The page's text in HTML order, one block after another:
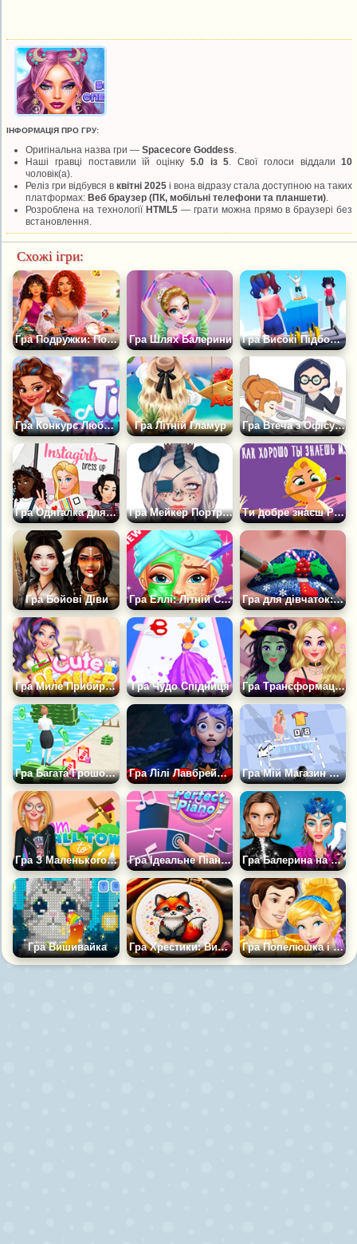
ІНФОРМАЦІЯ ПРО ГРУ:
Оригінальна назва гри —Spacecore Goddess
Наші гравці поставили їй оцінку 5.0 із 5 . Свої голоси віддали10
чоловік(а).
Реліз гри відбувся вквітні 2025 і вона відразу стала доступною на таких
платформах:Веб браузер (ПК, мобільні телефони та планшети)
Розроблена на технології HTML5— грати можна прямо в браузері без
встановлення.
Схожі ігри:
Гра Подружки: Поїздка на Скутері Під Час Заходу Сонця Гра Шлях Балерини Гра Високі Підбори 3
Гра Конкурс Любителів Пастелі в TikTok Гра Літній Гламур Гра Втеча з Офісу на Побачення
Гра Одягалка для дівчат Інстаграма Гра Мейкер Портрета для Дівчаток Ти добре знаєш Рапунцель?
Гра Бойові Діви Гра Еллі: Літній Спа-салон і Салон Краси Гра для дівчаток: Прикрасьте Губи
Гра Миле Прибирання Будинку для дівчаток Гра Чудо Спідниця Гра Трансформація відьми
Гра Багата Грошова Любителька Гра Лілі Лавбрейдз: Твоя Улюблена Лялька Гра Мій Магазин Одягу 2
Гра З Маленького Міста у Велике Гра Ідеальне Піаніно для дівчаток Гра Балерина на ковзанах
Гра Вишивайка Гра Хрестики: Вишивка за номерами Гра Попелюшка і Принц